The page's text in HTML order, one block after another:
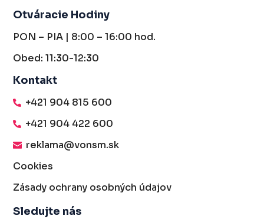
Otváracie Hodiny
PON – PIA | 8:00 – 16:00 hod.
Obed: 11:30-12:30
Kontakt
+421 904 815 600
+421 904 422 600
reklama@vonsm.sk
Cookies
Zásady ochrany osobných údajov
Sledujte nás